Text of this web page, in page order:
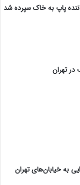
پاپ به خاک سپرده شد
در تهران